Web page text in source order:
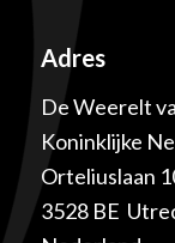
Adres
De Weerelt
Koninklijke
Orteliuslaan
3528 BE